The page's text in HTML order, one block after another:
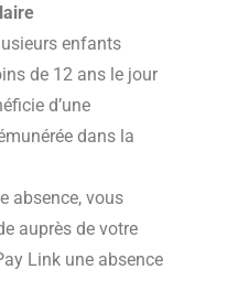
enfants
de 12 ans le jour
d’une
dans la
absence, vous
auprès de votre
Link une absence